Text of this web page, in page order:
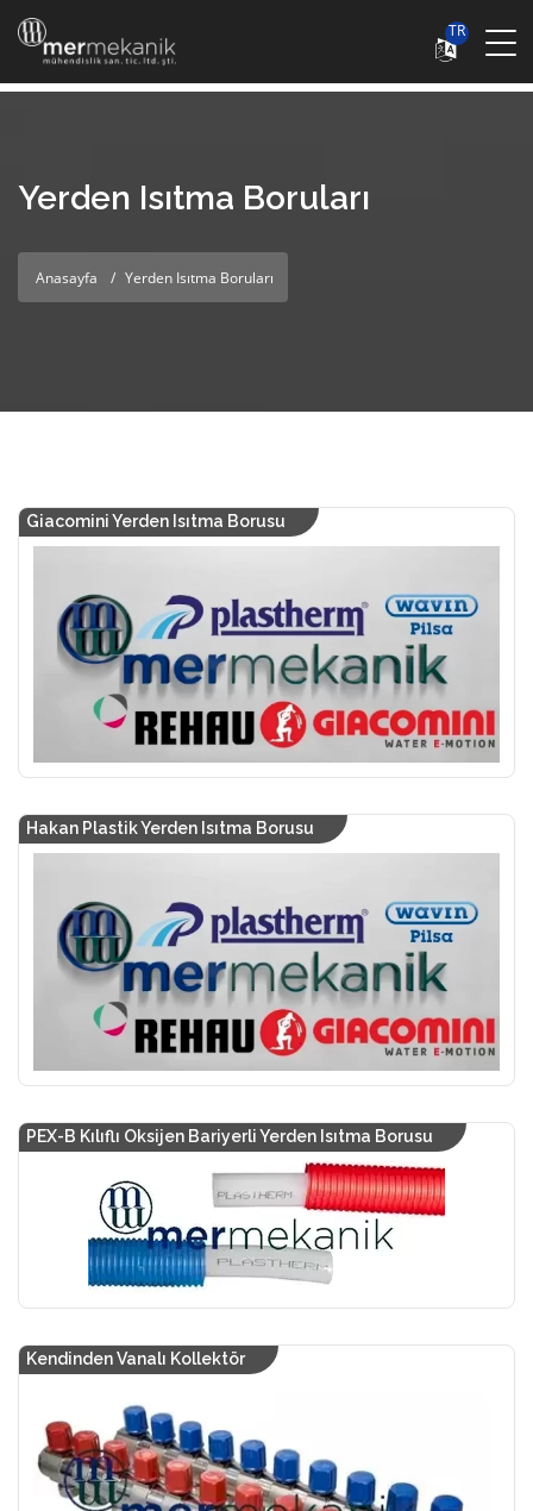
TR
Yerden Isıtma Boruları
Anasayfa Yerden Isıtma Boruları
Giacomini Yerden Isıtma Borusu
Hakan Plastik Yerden Isıtma Borusu
PEX-B Kılıflı Oksijen Bariyerli Yerden Isıtma Borusu
Kendinden Vanalı Kollektör